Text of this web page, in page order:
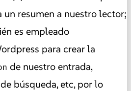
resumen a nuestro lector;
es empleado
para crear la
de nuestro entrada,
búsqueda, etc, por lo